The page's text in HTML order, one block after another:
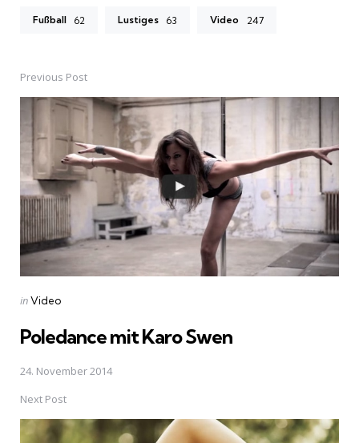
Fußball 62 Lustiges 63 Video 247
Post
navigation
Previous Post
Posted
inVideo
Poledance mit Karo Swen
24. November 2014
Next Post